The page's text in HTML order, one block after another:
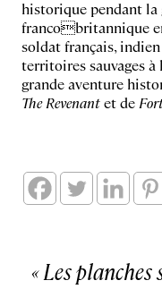
historique pendant la
francobritannique
soldat français,
territoires sauvages à
grande aventure
The Revenantet de
Les